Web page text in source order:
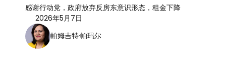
感谢行动党，政府放弃反房东意识形态，租金下降
2026年5月7日
帕姆吉特·帕玛尔